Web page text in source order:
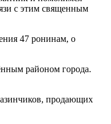
с этим священным
47 ронинам, о
районом города.
продающих